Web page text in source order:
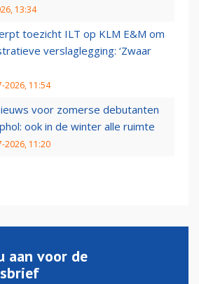
13:34
toezicht ILT op KLM E&M om
verslaglegging: ‘Zwaar
2026, 11:54
voor zomerse debutanten
ook in de winter alle ruimte
2026, 11:20
aan voor de